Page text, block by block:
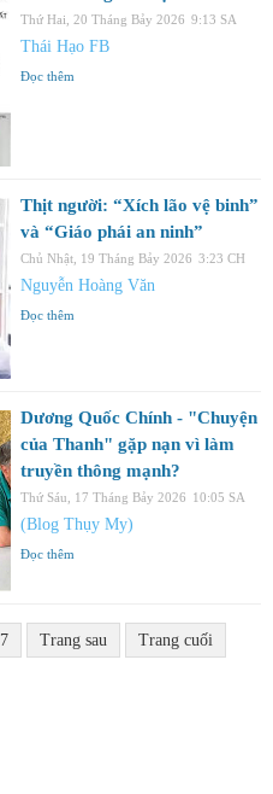
Thứ Hai, 20 Tháng Bảy 2026 9:13 SA
Thái Hạo FB
Đọc thêm
Thịt người: “Xích lão vệ binh”
và “Giáo phái an ninh”
Chủ Nhật, 19 Tháng Bảy 2026 3:23 CH
Nguyễn Hoàng Văn
Đọc thêm
Dương Quốc Chính - "Chuyện
của Thanh" gặp nạn vì làm
truyền thông mạnh?
Thứ Sáu, 17 Tháng Bảy 2026 10:05 SA
(Blog Thụy My)
Đọc thêm
7 Trang sau Trang cuối